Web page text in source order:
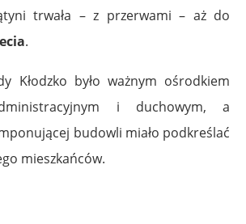
trwała – z przerwami – aż do
.
Kłodzko było ważnym ośrodkiem
i duchowym, a
budowli miało podkreślać
mieszkańców.